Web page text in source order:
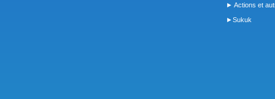
► Actions et
►Sukuk